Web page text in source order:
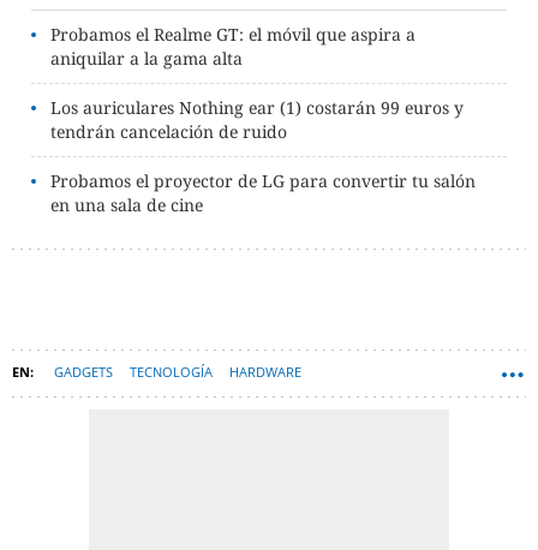
Probamos el Realme GT: el móvil que aspira a
aniquilar a la gama alta
Los auriculares Nothing ear (1) costarán 99 euros y
tendrán cancelación de ruido
Probamos el proyector de LG para convertir tu salón
en una sala de cine
GADGETS TECNOLOGÍA HARDWARE